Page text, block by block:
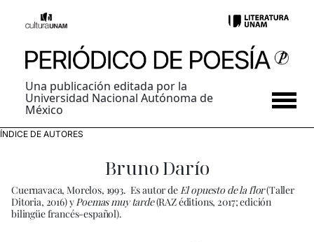
Una publicación editada por la
Universidad Nacional Autónoma de
México
ÍNDICE DE AUTORES
Bruno Darío
Cuernavaca, Morelos, 1993. Es autor deEl opuesto de la flor(Taller
Ditoria, 2016) yPoemas muy tarde(RAZ éditions, 2017; edición
bilingüe francés-español).